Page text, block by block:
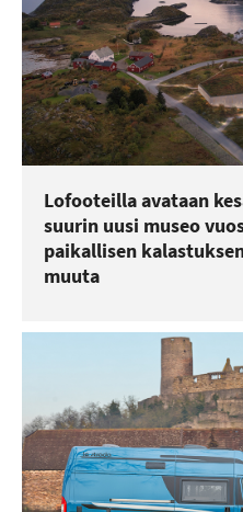
Lofooteilla avataan
suurin uusi museo
paikallisen
muuta